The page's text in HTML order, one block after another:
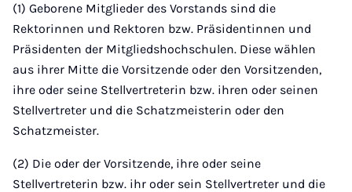
(1) Geborene Mitglieder des Vorstands sind die
Rektorinnen und Rektoren bzw. Präsidentinnen und
Präsidenten der Mitgliedshochschulen. Diese wählen
aus ihrer Mitte die Vorsitzende oder den Vorsitzenden,
ihre oder seine Stellvertreterin bzw. ihren oder seinen
Stellvertreter und die Schatzmeisterin oder den
Schatzmeister.
(2) Die oder der Vorsitzende, ihre oder seine
Stellvertreterin bzw. ihr oder sein Stellvertreter und die